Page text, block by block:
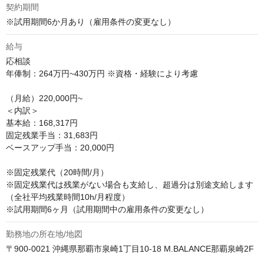
契約期間
※試用期間6か月あり（雇用条件の変更なし）
給与
応相談
年俸制：264万円~430万円 ※資格・経験により考慮
（月給）220,000円~
＜内訳＞
基本給：168,317円
固定残業手当：31,683円
ベースアップ手当：20,000円
※固定残業代（20時間/月）
※固定残業代は残業がない場合も支給し、超過分は別途支給します
（全社平均残業時間10h/月程度）
※試用期間6ヶ月（試用期間中の雇用条件の変更なし）
勤務地の所在地/地図
〒900-0021 沖縄県那覇市泉崎1丁目10-18 M.BALANCE那覇泉崎2F